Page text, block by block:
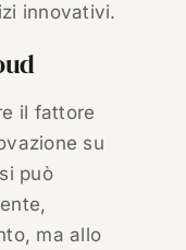
innovativi.
il fattore
su
può
ma allo